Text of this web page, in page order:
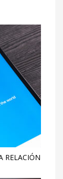
RELACIÓN